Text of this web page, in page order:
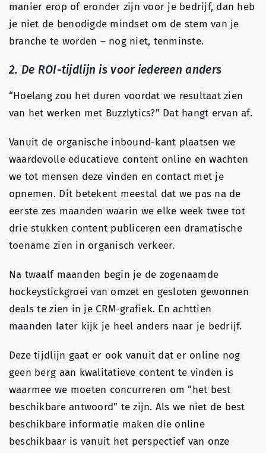
manier erop of eronder zijn voor je bedrijf, dan heb
je niet de benodigde mindset om de stem van je
branche te worden – nog niet, tenminste.
2. De ROI-tijdlijn is voor iedereen anders
“Hoelang zou het duren voordat we resultaat zien
van het werken met Buzzlytics?” Dat hangt ervan af.
Vanuit de organische inbound-kant plaatsen we
waardevolle educatieve content online en wachten
we tot mensen deze vinden en contact met je
opnemen. Dit betekent meestal dat we pas na de
eerste zes maanden waarin we elke week twee tot
drie stukken content publiceren een dramatische
toename zien in organisch verkeer.
Na twaalf maanden begin je de zogenaamde
hockeystickgroei van omzet en gesloten gewonnen
deals te zien in je CRM-grafiek. En achttien
maanden later kijk je heel anders naar je bedrijf.
Deze tijdlijn gaat er ook vanuit dat er online nog
geen berg aan kwalitatieve content te vinden is
waarmee we moeten concurreren om “het best
beschikbare antwoord” te zijn. Als we niet de best
beschikbare informatie maken die online
beschikbaar is vanuit het perspectief van onze